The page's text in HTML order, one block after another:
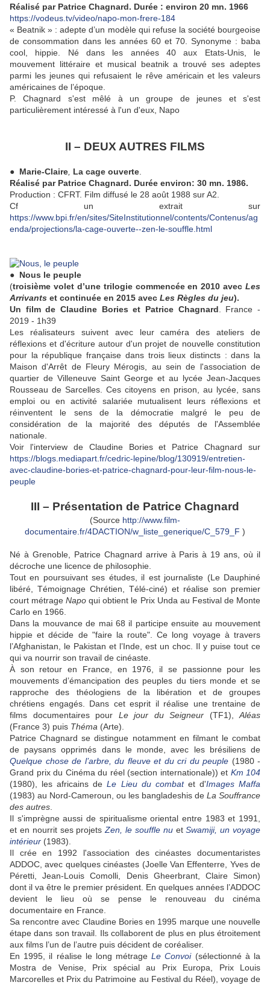
Réalisé par Patrice Chagnard. Durée : environ 20 mn. 1966
https://vodeus.tv/video/napo-mon-frere-184
« Beatnik » : adepte d’un modèle qui refuse la société bourgeoise
de consommation dans les années 60 et 70. Synonyme : baba
cool, hippie. Né dans les années 40 aux Etats-Unis, le
mouvement littéraire et musical beatnik a trouvé ses adeptes
parmi les jeunes qui refusaient le rêve américain et les valeurs
américaines de l’époque.
P. Chagnard s'est mêlé à un groupe de jeunes et s'est
particulièrement intéressé à l'un d'eux, Napo
II – DEUX AUTRES FILMS
● Marie-Claire La cage ouverte
Réalisé par Patrice Chagnard. Durée environ: 30 mn. 1986.
Production : CFRT. Film diffusé le 28 août 1988 sur A2.
Cf un extrait sur
https://www.bpi.fr/en/sites/SiteInstitutionnel/contents/Contenus/ag
enda/projections/la-cage-ouverte--zen-le-souffle.html
● Nous le peuple
(troisième volet d’une trilogie commencée en 2010 avec Les
Arrivants et continuée en 2015 avec Les Règles du jeu).
Un film de Claudine Bories et Patrice Chagnard . France -
2019 - 1h39
Les réalisateurs suivent avec leur caméra des ateliers de
réflexions et d'écriture autour d'un projet de nouvelle constitution
pour la république française dans trois lieux distincts : dans la
Maison d'Arrêt de Fleury Mérogis, au sein de l'association de
quartier de Villeneuve Saint George et au lycée Jean-Jacques
Rousseau de Sarcelles. Ces citoyens en prison, au lycée, sans
emploi ou en activité salariée mutualisent leurs réflexions et
réinventent le sens de la démocratie malgré le peu de
considération de la majorité des députés de l'Assemblée
nationale.
Voir l'interview de Claudine Bories et Patrice Chagnard sur
https://blogs.mediapart.fr/cedric-lepine/blog/130919/entretien-
avec-claudine-bories-et-patrice-chagnard-pour-leur-film-nous-le-
peuple
III – Présentation de Patrice Chagnard
(Source http://www.film-
documentaire.fr/4DACTION/w_liste_generique/C_579_F )
Né à Grenoble, Patrice Chagnard arrive à Paris à 19 ans, où il
décroche une licence de philosophie.
Tout en poursuivant ses études, il est journaliste (Le Dauphiné
libéré, Témoignage Chrétien, Télé-ciné) et réalise son premier
court métrageNapo qui obtient le Prix Unda au Festival de Monte
Carlo en 1966.
Dans la mouvance de mai 68 il participe ensuite au mouvement
hippie et décide de "faire la route". Ce long voyage à travers
l’Afghanistan, le Pakistan et l’Inde, est un choc. Il y puise tout ce
qui va nourrir son travail de cinéaste.
À son retour en France, en 1976, il se passionne pour les
mouvements d’émancipation des peuples du tiers monde et se
rapproche des théologiens de la libération et de groupes
chrétiens engagés. Dans cet esprit il réalise une trentaine de
films documentaires pour Le jour du Seigneur (TF1), Aléas
(France 3) puis Théma (Arte).
Patrice Chagnard se distingue notamment en filmant le combat
de paysans opprimés dans le monde, avec les brésiliens de
Quelque chose de l’arbre, du fleuve et du cri du peuple (1980 -
Grand prix du Cinéma du réel (section internationale)) et Km 104
(1980), les africains deLe Lieu du combatet d'Images Maffa
(1983) au Nord-Cameroun, ou les bangladeshis de La Souffrance
des autres
Il s'imprègne aussi de spiritualisme oriental entre 1983 et 1991,
et en nourrit ses projetsZen, le souffle nuetSwamiji, un voyage
intérieur (1983).
Il crée en 1992 l'association des cinéastes documentaristes
ADDOC, avec quelques cinéastes (Joelle Van Effenterre, Yves de
Péretti, Jean-Louis Comolli, Denis Gheerbrant, Claire Simon)
dont il va être le premier président. En quelques années l’ADDOC
devient le lieu où se pense le renouveau du cinéma
documentaire en France.
Sa rencontre avec Claudine Bories en 1995 marque une nouvelle
étape dans son travail. Ils collaborent de plus en plus étroitement
aux films l’un de l’autre puis décident de coréaliser.
En 1995, il réalise le long métrageLe Convoi(sélectionné à la
Mostra de Venise, Prix spécial au Prix Europa, Prix Louis
Marcorelles et Prix du Patrimoine au Festival du Réel), voyage de